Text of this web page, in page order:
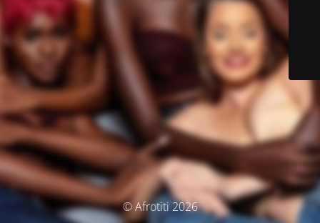
© Afrotiti 2026